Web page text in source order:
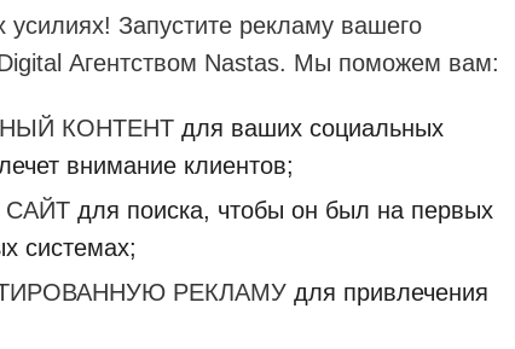
усилиях! Запустите рекламу вашего
Агентством Nastas. Мы поможем вам:
КОНТЕНТ для ваших социальных
внимание клиентов;
для поиска, чтобы он был на первых
системах;
РЕКЛАМУ для привлечения